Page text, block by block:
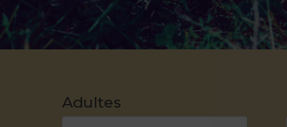
Adultes